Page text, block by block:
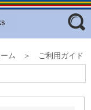
ド
ーム ＞ ご利用ガイド